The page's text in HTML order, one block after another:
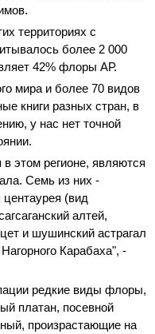
территориях с
более 2 000
42% флоры АР.
мира и более 70 видов
книги разных стран, в
у нас нет точной
этом регионе, являются
Семь из них -
центаурея (вид
алтей,
и шушинский астрагал
Карабаха", -
редкие виды флоры,
платан, посевной
произрастающие на